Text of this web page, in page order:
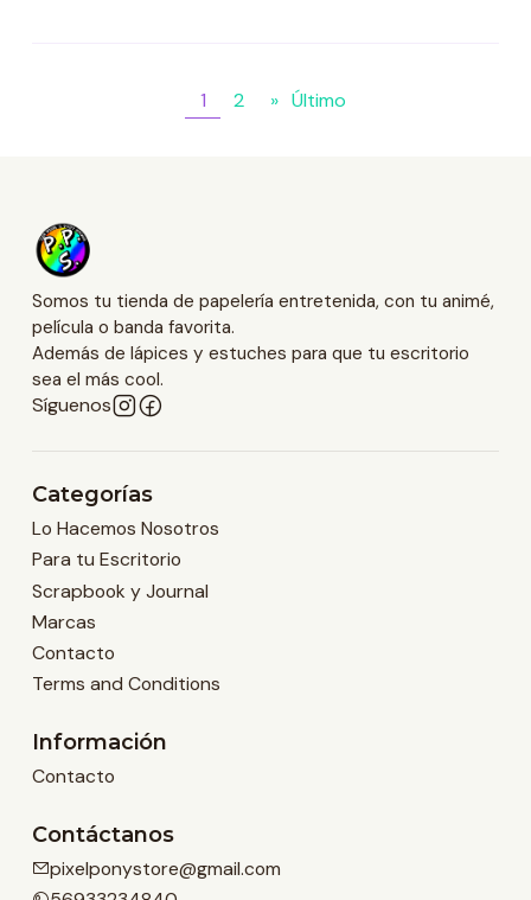
1 2 » Último
Somos tu tienda de papelería entretenida, con tu animé,
película o banda favorita.
Además de lápices y estuches para que tu escritorio
sea el más cool.
Síguenos
Categorías
Lo Hacemos Nosotros
Para tu Escritorio
Scrapbook y Journal
Marcas
Contacto
Terms and Conditions
Información
Contacto
Contáctanos
pixelponystore@gmail.com